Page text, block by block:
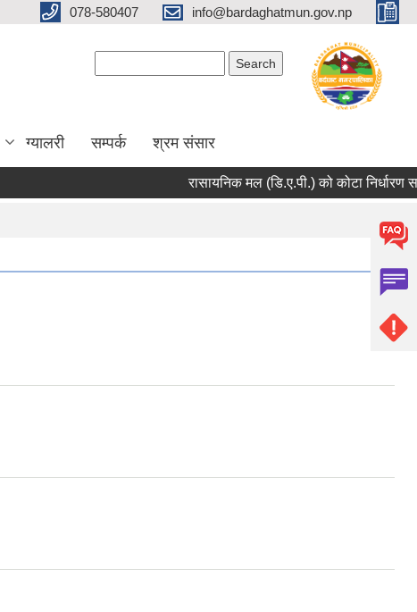
078-580407 info@bardaghatmun.gov.np
ग्यालरी सम्पर्क श्रम संसार
रासायनिक मल (डि.ए.पी.) को कोटा निर्धारण